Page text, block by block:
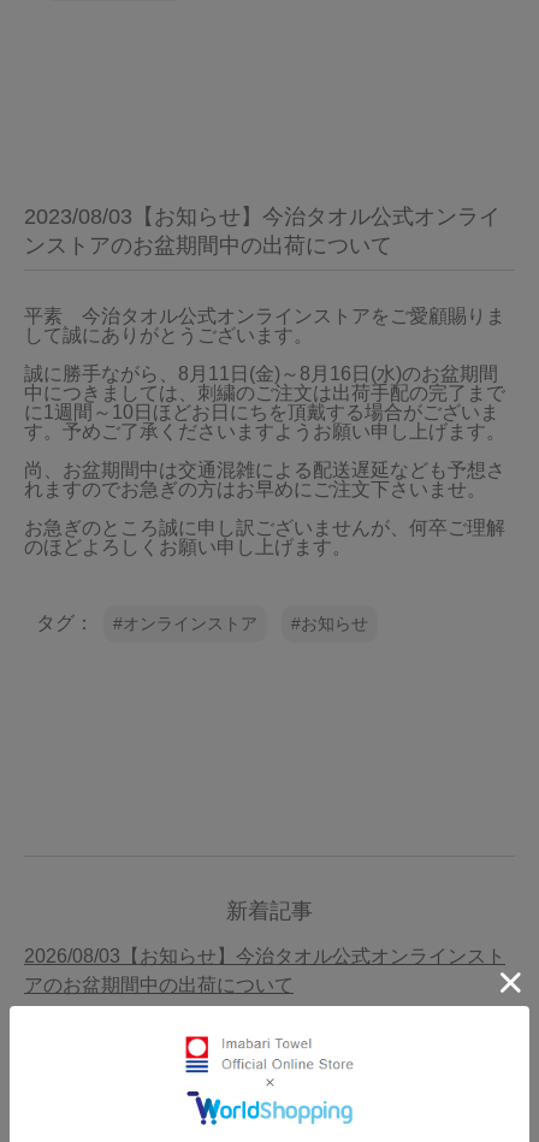
新着記事
2026/08/03【お知らせ】今治タオル公式オンラインスト
アのお盆期間中の出荷について
2026/08/01【新商品入荷】8月・9月のタオルソムリエセ
2026/07/18【新商品入荷】MARUGOTO
2023/08/03【お知らせ】今治タオル公式オンライ
ンストアのお盆期間中の出荷について
平素　今治タオル公式オンラインストアをご愛顧賜りま
して誠にありがとうございます。
誠に勝手ながら、8月11日(金)～8月16日(水)のお盆期間
中につきましては、刺繍のご注文は出荷手配の完了まで
に1週間～10日ほどお日にちを頂戴する場合がございま
す。予めご了承くださいますようお願い申し上げます。
尚、お盆期間中は交通混雑による配送遅延なども予想さ
れますのでお急ぎの方はお早めにご注文下さいませ。
お急ぎのところ誠に申し訳ございませんが、何卒ご理解
のほどよろしくお願い申し上げます。
タグ： オンラインストア お知らせ